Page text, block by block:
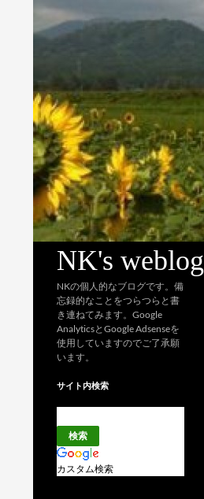
NK's weblog
NKの個人的なブログです。備
忘録的なことをつらつらと書
き連ねてみます。Google
AnalyticsとGoogle Adsenseを
使用していますのでご了承願
います。
サイト内検索
カスタム検索